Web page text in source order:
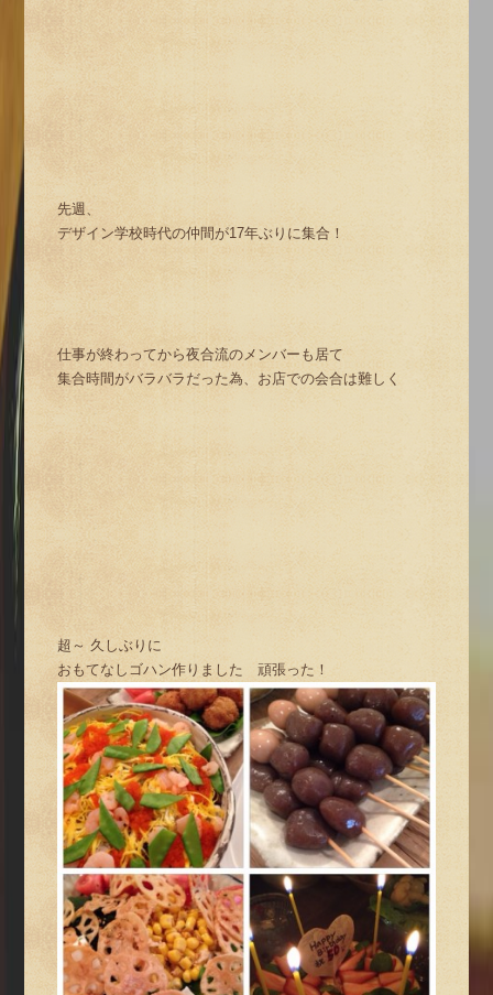
先週、
デザイン学校時代の仲間が17年ぶりに集合！
仕事が終わってから夜合流のメンバーも居て
集合時間がバラバラだった為、お店での会合は難しく
超～ 久しぶりに
おもてなしゴハン作りました 頑張った！